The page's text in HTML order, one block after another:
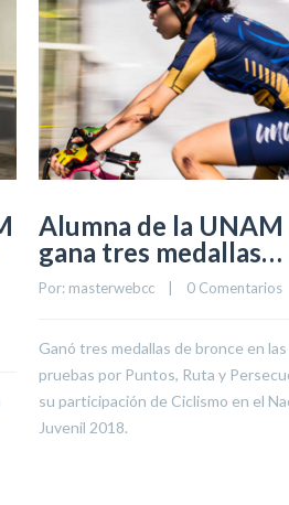
Alumna de la UNAM
gana tres medallas…
Por: masterwebcc 0 Comentarios
Ganó tres medallas de bronce en las
pruebas por Puntos, Ruta y
su participación de Ciclismo en el
Juvenil 2018.